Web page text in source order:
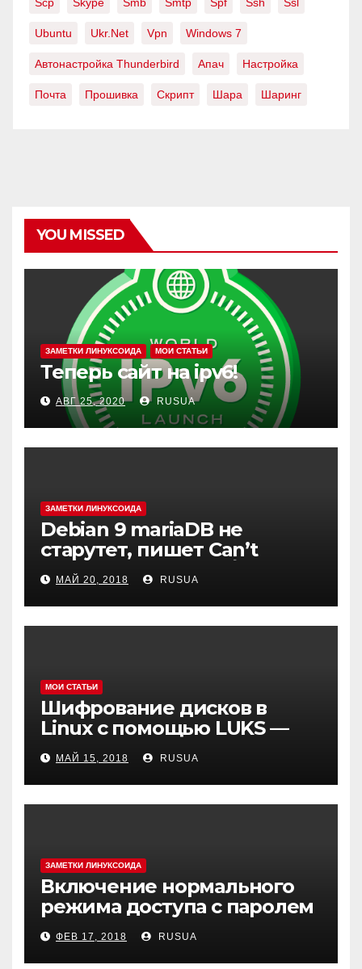
Ubuntu Ukr.net Vpn Windows 7
Автонастройка Thunderbird Апач Настройка
Почта Прошивка Скрипт Шара Шаринг
YOU MISSED
ЗАМЕТКИ ЛИНУКСОИДА МОИ СТАТЬИ
Теперь сайт на ipv6!
АВГ 25, 2020 RUSUA
ЗАМЕТКИ ЛИНУКСОИДА
Debian 9 mariaDB не
старутет, пишет Can’t
create test file или /mysqld:
Can’t change dir to
МАЙ 20, 2018 RUSUA
МОИ СТАТЬИ
Шифрование дисков в
Linux с помощью LUKS —
cryptsetup
МАЙ 15, 2018 RUSUA
ЗАМЕТКИ ЛИНУКСОИДА
Включение нормального
режима доступа с паролем
в MySQL(MariaDB) в Debian 9
ФЕВ 17, 2018 RUSUA